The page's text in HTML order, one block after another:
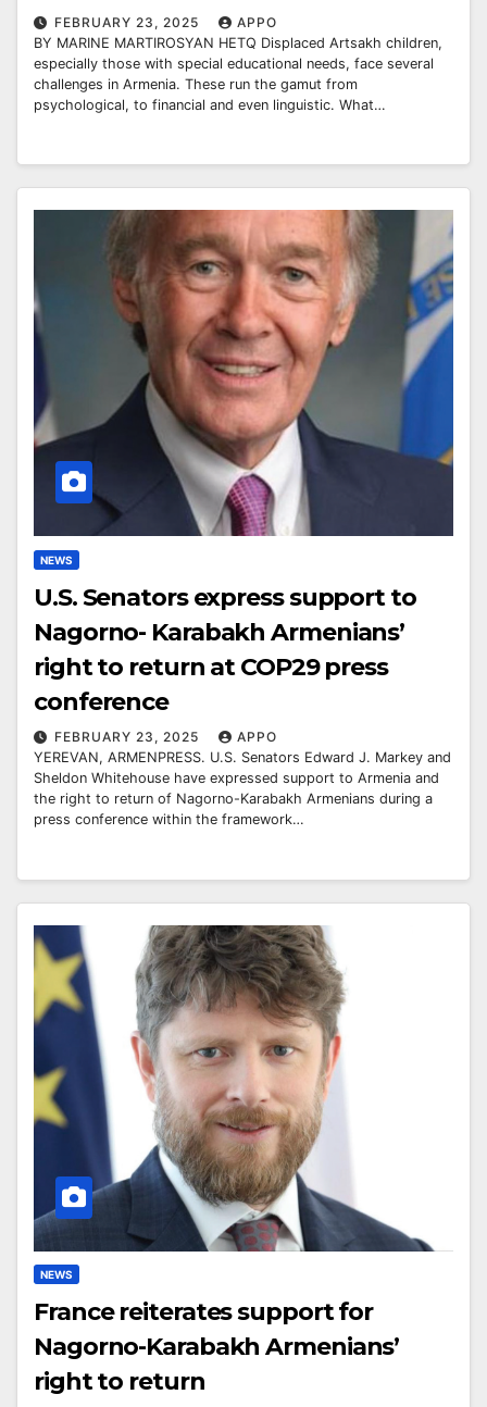
FEBRUARY 23, 2025
APPO
BY MARINE MARTIROSYAN HETQ Displaced Artsakh children,
especially those with special educational needs, face several
challenges in Armenia. These run the gamut from
psychological, to financial and even linguistic. What…
NEWS
U.S. Senators express support to
Nagorno- Karabakh Armenians’
right to return at COP29 press
conference
FEBRUARY 23, 2025
APPO
YEREVAN, ARMENPRESS. U.S. Senators Edward J. Markey and
Sheldon Whitehouse have expressed support to Armenia and
the right to return of Nagorno-Karabakh Armenians during a
press conference within the framework…
NEWS
France reiterates support for
Nagorno-Karabakh Armenians’
right to return